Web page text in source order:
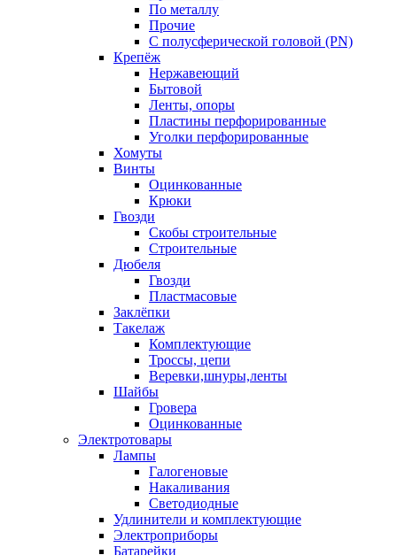
По металлу
Прочие
С полусферической головой (PN)
Крепёж
Нержавеющий
Бытовой
Ленты, опоры
Пластины перфорированные
Уголки перфорированные
Хомуты
Винты
Оцинкованные
Крюки
Гвозди
Скобы строительные
Строительные
Дюбеля
Гвозди
Пластмасовые
Заклёпки
Такелаж
Комплектующие
Троссы, цепи
Веревки,шнуры,ленты
Шайбы
Гровера
Оцинкованные
Электротовары
Лампы
Галогеновые
Накаливания
Светодиодные
Удлинители и комплектующие
Электроприборы
Батарейки